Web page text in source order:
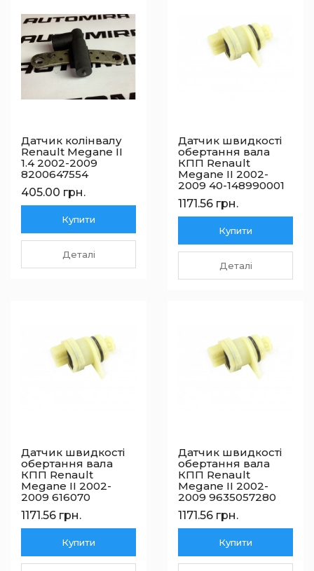
Датчик колінвалу
Renault Megane II
1.4 2002-2009
8200647554
405.00 грн.
Купити
Деталі
Датчик швидкості
обертання вала
КПП Renault
Megane II 2002-
2009 40-148990001
1171.56 грн.
Купити
Деталі
Датчик швидкості
обертання вала
КПП Renault
Megane II 2002-
2009 616070
1171.56 грн.
Купити
Датчик швидкості
обертання вала
КПП Renault
Megane II 2002-
2009 9635057280
1171.56 грн.
Купити